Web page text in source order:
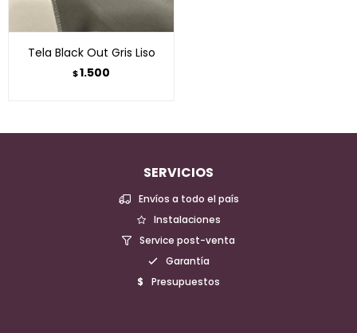
Tela Black Out Gris Liso
$1.500
SERVICIOS
Envíos a todo el país
Instalaciones
Service post-venta
Garantía
Presupuestos